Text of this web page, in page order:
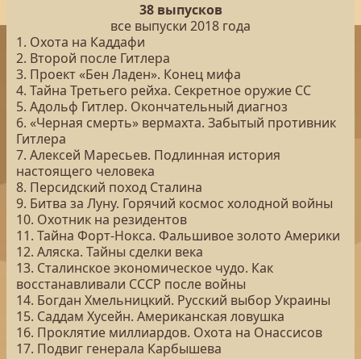
38 выпусков
все выпуски 2018 года
1. Охота на Каддафи
2. Второй после Гитлера
3. Проект «Бен Ладен». Конец мифа
4. Тайна Третьего рейха. Секретное оружие СС
5. Адольф Гитлер. Окончательный диагноз
6. «Черная смерть» вермахта. Забытый противник
Гитлера
7. Алексей Маресьев. Подлинная история
настоящего человека
8. Персидский поход Сталина
9. Битва за Луну. Горячий космос холодной войны
10. Охотник на резидентов
11. Тайна Форт-Нокса. Фальшивое золото Америки
12. Аляска. Тайны сделки века
13. Сталинское экономическое чудо. Как
восстанавливали СССР после войны
14. Богдан Хмельницкий. Русский выбор Украины
15. Саддам Хусейн. Американская ловушка
16. Проклятие миллиардов. Охота на Онассисов
17. Подвиг генерала Карбышева